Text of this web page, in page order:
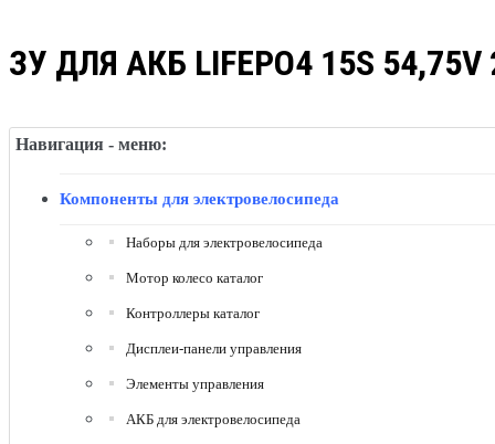
ЗУ ДЛЯ АКБ LIFEPO4 15S 54,75V
Навигация - меню:
Компоненты для электровелосипеда
Наборы для электровелосипеда
Мотор колесо каталог
Контроллеры каталог
Дисплеи-панели управления
Элементы управления
АКБ для электровелосипеда